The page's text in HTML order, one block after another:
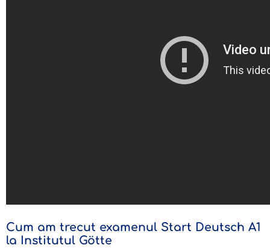
Cum am trecut examenul Start Deutsch A1
la Institutul Götte